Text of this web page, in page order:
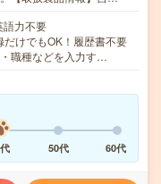
語力不要
けでもOK！履歴書不要
職種などを入力す…
50代 60代